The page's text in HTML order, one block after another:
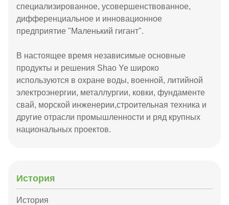
специализированное, усовершенствованное,
дифференциальное и инновационное
предприятие "Маленький гигант".
В настоящее время независимые основные
продукты и решения Shao Ye широко
используются в охране воды, военной, литийной
электроэнергии, металлургии, ковки, фундаменте
свай, морской инженерии,строительная техника и
другие отрасли промышленности и ряд крупных
национальных проектов.
История
История